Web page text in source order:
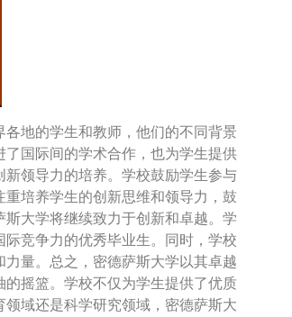
地的学生和教师，他们的不同背景
国际间的学术合作，也为学生提供
领导力的培养。学校鼓励学生参与
培养学生的创新思维和领导力，鼓
大学将继续致力于创新和卓越。学
竞争力的优秀毕业生。同时，学校
量。总之，密德萨斯大学以其卓越
摇篮。学校不仅为学生提供了优质
域还是科学研究领域，密德萨斯大
联系客服办理